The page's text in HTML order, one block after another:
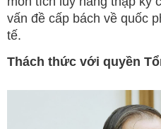
vấn đề cấp bách về quốc
tế.
Thách thức với quyền